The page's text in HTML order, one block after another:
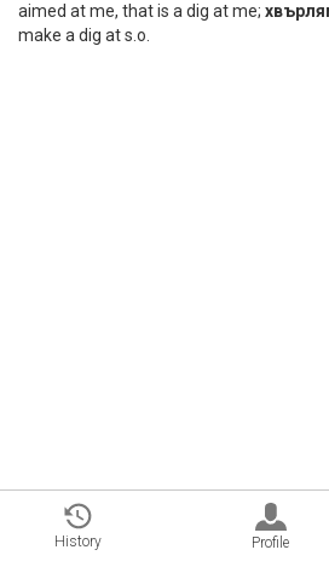
aimed at me, that is a dig at me;
make a dig at s.o.
History Profile